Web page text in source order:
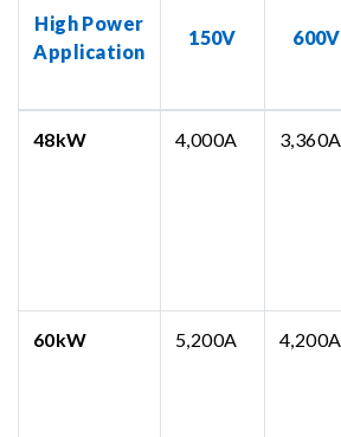
High Power
Application
150V 600V
48kW 4,000A 3,360A
60kW 5,200A 4,200A